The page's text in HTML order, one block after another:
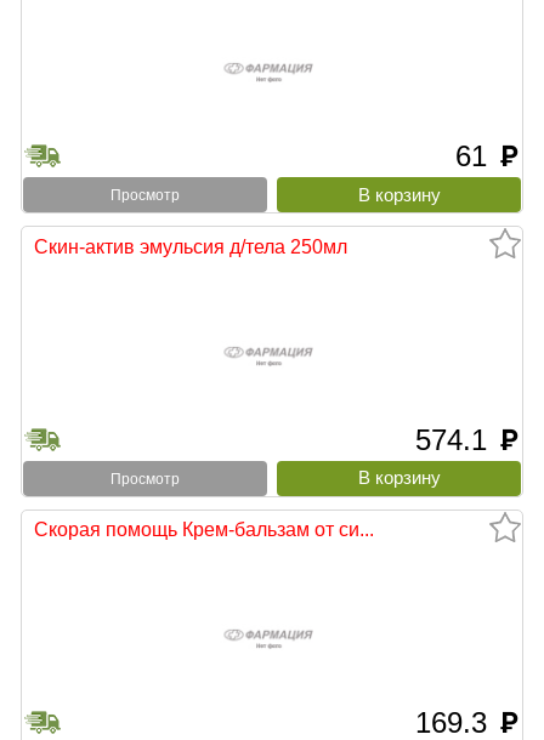
61 руб
Просмотр
Скин-актив эмульсия д/тела 250мл
574.1 руб
Просмотр
Скорая помощь Крем-бальзам от си...
169.3 руб